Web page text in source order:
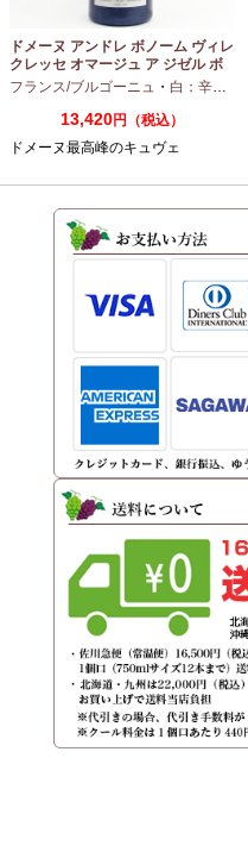
ドメーヌ アンドレ ボノーム ヴィレ
クレッセ オマージュ ア ジゼル ボ
ノーム 2023 750ml
フランス/ブルゴーニュ ・ 白：辛口
13,420円（税込）
ドメーヌ最高峰のキュヴェ